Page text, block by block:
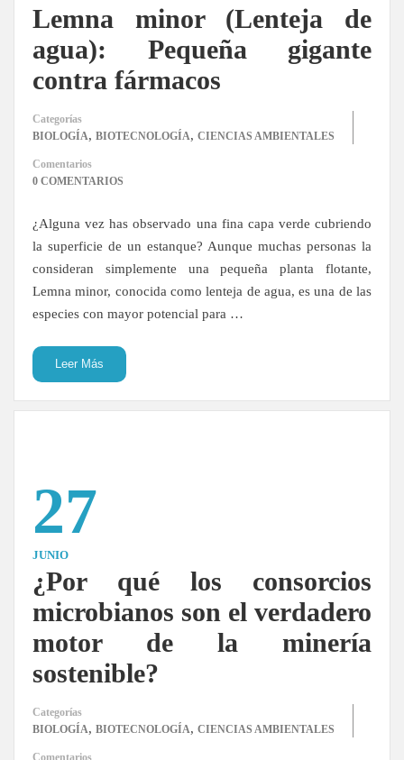
Lemna minor (Lenteja de
agua): Pequeña gigante
contra fármacos
Categorías
BIOLOGÍA, BIOTECNOLOGÍA, CIENCIAS AMBIENTALES
Comentarios
0 COMENTARIOS
¿Alguna vez has observado una fina capa verde cubriendo
la superficie de un estanque? Aunque muchas personas la
consideran simplemente una pequeña planta flotante,
Lemna minor, conocida como lenteja de agua, es una de las
especies con mayor potencial para …
Leer Más
27
JUNIO
¿Por qué los consorcios
microbianos son el verdadero
motor de la minería
sostenible?
Categorías
BIOLOGÍA, BIOTECNOLOGÍA, CIENCIAS AMBIENTALES
Comentarios